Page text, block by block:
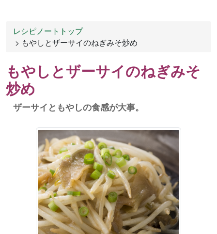
レシピノートトップ
> もやしとザーサイのねぎみそ炒め
もやしとザーサイのねぎみそ
炒め
ザーサイともやしの食感が大事。